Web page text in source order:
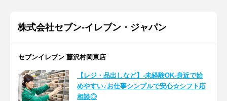
株式会社セブン-イレブン・ジャパン
セブンイレブン 藤沢村岡東店
【レジ・品出しなど】-未経験OK-身近で始
めやすい♪お仕事シンプルで安心☆シフト応
相談◎